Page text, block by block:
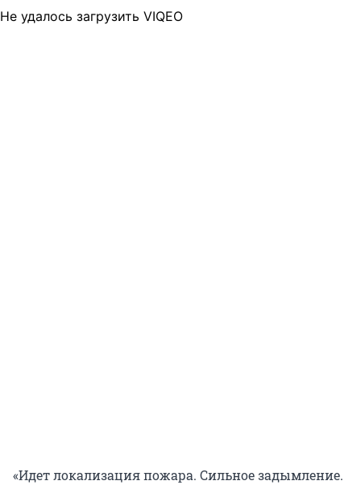
Не удалось загрузить VIQEO
«Идет локализация пожара. Сильное задымление.